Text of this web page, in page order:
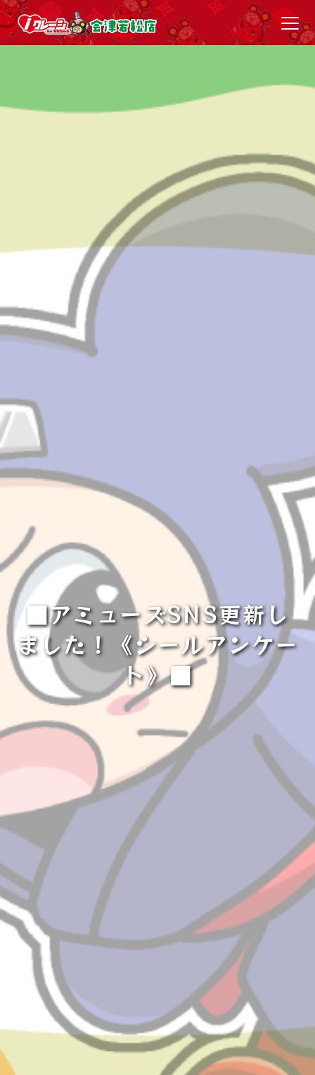
■アミューズSNS更新し
ました！《シールアンケー
ト》■